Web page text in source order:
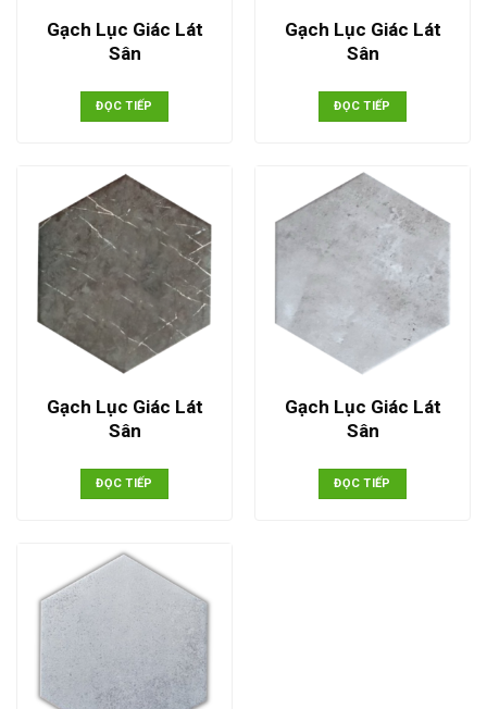
Gạch Lục Giác Lát
Sân
ĐỌC TIẾP
Gạch Lục Giác Lát
Sân
ĐỌC TIẾP
Gạch Lục Giác Lát
Sân
ĐỌC TIẾP
Gạch Lục Giác Lát
Sân
ĐỌC TIẾP